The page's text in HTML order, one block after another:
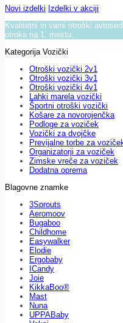
Novi izdelki Izdelki v akciji
Kvalitetni in varni otroški
otroka na 1. mestu.
Kategorija Vozički
Otroški vozički 2v1
Otroški vozički 3v1
Otroški vozički 4v1
Lahki marela vozički
Športni otroški vozički
Košare za novorojenčka
Podloge za voziček
Vozički za dvojčke
Previjalne torbe za
Organizatorji za voziček
Zimske vreče za voziček
Dodatna oprema
Blagovne znamke
3Sprouts
Aeromoov
Bugaboo
Childhome
Easywalker
Elodie
Ergobaby
ICandy
Joie
KikkaBoo®
Mast
Nuna
UPPABaby